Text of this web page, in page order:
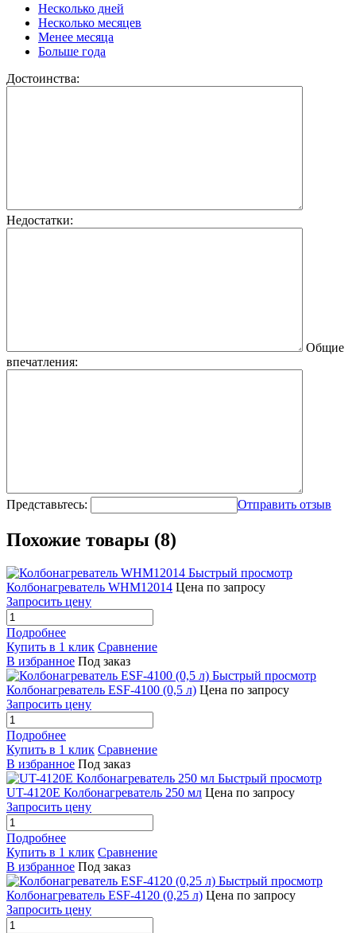
Несколько дней
Несколько месяцев
Менее месяца
Больше года
Достоинства:
Недостатки:
Общие
впечатления:
Представьтесь: Отправить отзыв
Похожие товары (8)
Быстрый просмотр
Колбонагреватель WHM12014 Цена по запросу
Запросить цену
Подробнее
Купить в 1 клик Сравнение
В избранное Под заказ
Быстрый просмотр
Колбонагреватель ESF-4100 (0,5 л) Цена по запросу
Запросить цену
Подробнее
Купить в 1 клик Сравнение
В избранное Под заказ
Быстрый просмотр
UT-4120E Колбонагреватель 250 мл Цена по запросу
Запросить цену
Подробнее
Купить в 1 клик Сравнение
В избранное Под заказ
Быстрый просмотр
Колбонагреватель ESF-4120 (0,25 л) Цена по запросу
Запросить цену